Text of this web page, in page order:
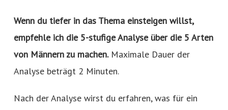
Wenn du tiefer in das Thema einsteigen willst,
empfehle ich die 5-stufige Analyse über die 5 Arten
von Männern zu machen.Maximale Dauer der
Analyse beträgt 2 Minuten.
Nach der Analyse wirst du erfahren, was für ein